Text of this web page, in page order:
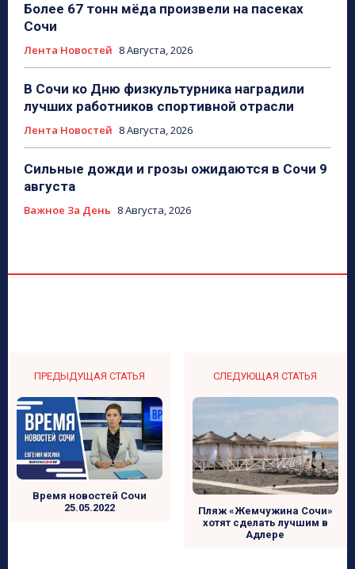
Более 67 тонн мёда произвели на пасеках
Сочи
Лента Новостей 8 Августа, 2026
В Сочи ко Дню физкультурника наградили
лучших работников спортивной отрасли
Лента Новостей 8 Августа, 2026
Сильные дожди и грозы ожидаются в Сочи 9
августа
Важное За День 8 Августа, 2026
ПРЕДЫДУЩАЯ СТАТЬЯ
Время новостей Сочи
25.05.2022
СЛЕДУЮЩАЯ СТАТЬЯ
Пляж «Жемчужина Сочи»
хотят сделать лучшим в
Адлере